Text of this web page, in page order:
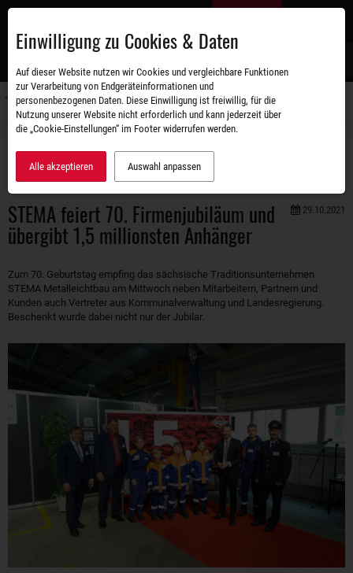
Zum
STEMA feiert 70. Firmenjubiläum und übergibt 1,5 millionsten Anhänger
29.10.2021
STEMA feiert 70. Firmenjubiläum und
übergibt 1,5 millionsten Anhänger
Zum 70. Geburtstag empfing das sächsische Traditionsunternehmen
STEMA Metalleichtbau am Mittwoch neben Mitarbeitern, Partnern und
Kunden auch Vertreter aus Kommunalverwaltung und Landesregierung.
Beschenkt wurde dabei nicht nur der Jubilar.
Einwilligung zu Cookies & Daten
Auf dieser Website nutzen wir Cookies und vergleichbare Funktionen
zur Verarbeitung von Endgeräteinformationen und
personenbezogenen Daten. Diese Einwilligung ist freiwillig, für die
Nutzung unserer Website nicht erforderlich und kann jederzeit über
die „Cookie-Einstellungen“ im Footer widerrufen werden.
Alle akzeptieren Auswahl anpassen